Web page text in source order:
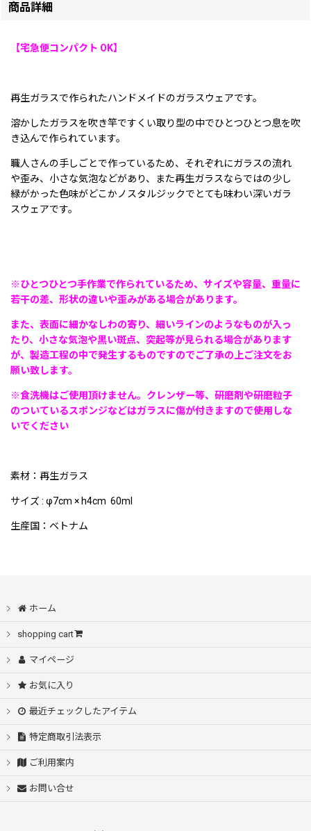
商品詳細
【宅急便コンパクト OK】
再生ガラスで作られたハンドメイドのガラスウェアです。
溶かしたガラスを吹き竿ですくい取り型の中でひとつひとつ息を吹
き込んで作られています。
職人さんの手しごとで作っているため、それぞれにガラスの流れ
や歪み、小さな気泡などがあり、また再生ガラスならではの少し
緑がかった色味がどこかノスタルジックでとても味わい深いガラ
スウェアです。
※ひとつひとつ手作業で作られているため、サイズや容量、重量に
若干の差、形状の違いや歪みがある場合があります。
また、表面に細かなしわの寄り、細いラインのようなものが入っ
たり、小さな気泡や黒い斑点、突起等が見られる場合があります
が、製造工程の中で発生するものですのでご了承の上ご注文をお
願い致します。
※食洗機はご使用頂けません。クレンザー等、研磨剤や研磨粒子
のついているスポンジなどはガラスに傷が付きますので使用しな
いでください
素材：再生ガラス
サイズ : φ7cm × h4cm 60ml
生産国：ベトナム
ホーム
shopping cart
マイページ
お気に入り
最近チェックしたアイテム
特定商取引法表示
ご利用案内
お問い合せ